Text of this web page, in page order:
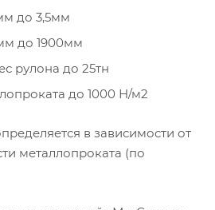
до 3,5мм
до 1900мм
рулона до 25тн
до 1000 Н/м2
в зависимости от
металлопроката (по